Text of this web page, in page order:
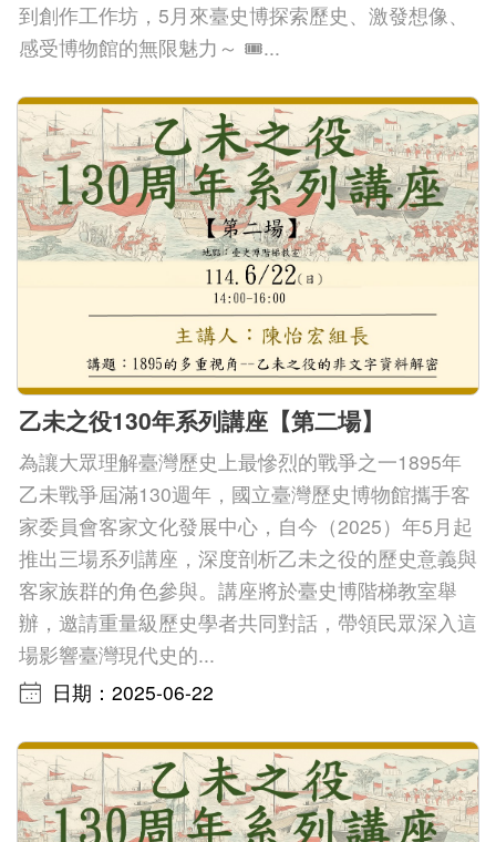
圓
夢
計
畫
網
站
導
措
施
服
務
認
識
臺
史
博
務
信
箱
到創作工作坊，5月來臺史博探索歷史、激發想像、
感受博物館的無限魅力～ 🎟...
乙未之役130年系列講座【第二場】
為讓大眾理解臺灣歷史上最慘烈的戰爭之一1895年
乙未戰爭屆滿130週年，國立臺灣歷史博物館攜手客
家委員會客家文化發展中心，自今（2025）年5月起
推出三場系列講座，深度剖析乙未之役的歷史意義與
客家族群的角色參與。講座將於臺史博階梯教室舉
辦，邀請重量級歷史學者共同對話，帶領民眾深入這
場影響臺灣現代史的...
日期：2025-06-22